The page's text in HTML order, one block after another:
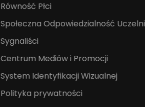
Równość Płci
Społeczna Odpowiedzialność Uczelni
Sygnaliści
Centrum Mediów i Promocji
System Identyfikacji Wizualnej
Polityka prywatności